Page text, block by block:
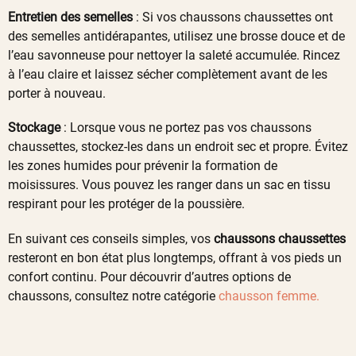
Entretien des semelles : Si vos chaussons chaussettes ont
des semelles antidérapantes, utilisez une brosse douce et de
l’eau savonneuse pour nettoyer la saleté accumulée. Rincez
à l’eau claire et laissez sécher complètement avant de les
porter à nouveau.
Stockage: Lorsque vous ne portez pas vos chaussons
chaussettes, stockez-les dans un endroit sec et propre. Évitez
les zones humides pour prévenir la formation de
moisissures. Vous pouvez les ranger dans un sac en tissu
respirant pour les protéger de la poussière.
En suivant ces conseils simples, vos chaussons chaussettes
resteront en bon état plus longtemps, offrant à vos pieds un
confort continu. Pour découvrir d’autres options de
chaussons, consultez notre catégorie chausson femme.